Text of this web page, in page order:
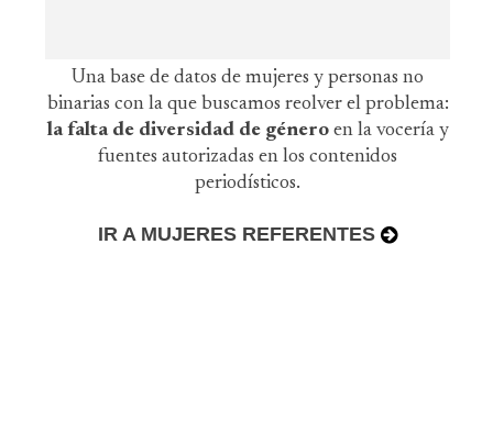
Una base de datos de mujeres y personas no
binarias con la que buscamos reolver el problema:
la falta de diversidad de género en la vocería y
fuentes autorizadas en los contenidos
periodísticos.
IR A MUJERES REFERENTES